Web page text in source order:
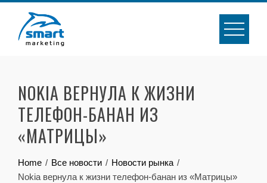
content
NOKIA ВЕРНУЛА К ЖИЗНИ
ТЕЛЕФОН-БАНАН ИЗ
«МАТРИЦЫ»
Home Все новости
Новости рынка
Nokia вернула к жизни телефон-банан из «Матрицы»